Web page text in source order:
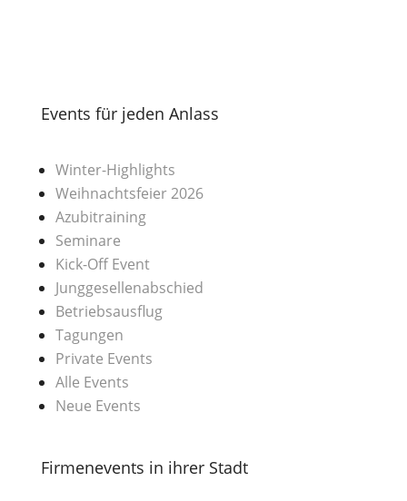
Events für jeden Anlass
Winter-Highlights
Weihnachtsfeier 2026
Azubitraining
Seminare
Kick-Off Event
Junggesellenabschied
Betriebsausflug
Tagungen
Private Events
Alle Events
Neue Events
Firmenevents in ihrer Stadt